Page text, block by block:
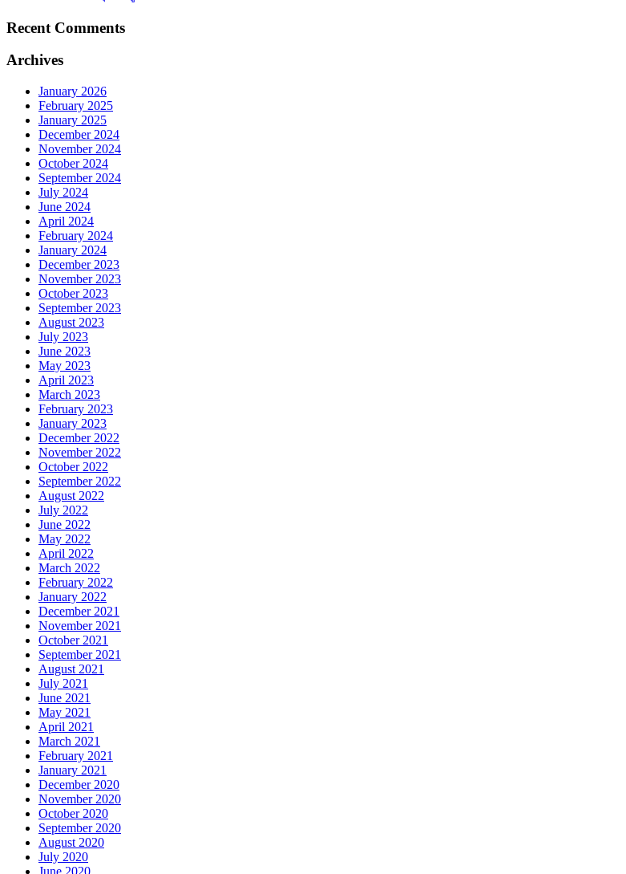
Recent Comments
Archives
January 2026
February 2025
January 2025
December 2024
November 2024
October 2024
September 2024
July 2024
June 2024
April 2024
February 2024
January 2024
December 2023
November 2023
October 2023
September 2023
August 2023
July 2023
June 2023
May 2023
April 2023
March 2023
February 2023
January 2023
December 2022
November 2022
October 2022
September 2022
August 2022
July 2022
June 2022
May 2022
April 2022
March 2022
February 2022
January 2022
December 2021
November 2021
October 2021
September 2021
August 2021
July 2021
June 2021
May 2021
April 2021
March 2021
February 2021
January 2021
December 2020
November 2020
October 2020
September 2020
August 2020
July 2020
June 2020